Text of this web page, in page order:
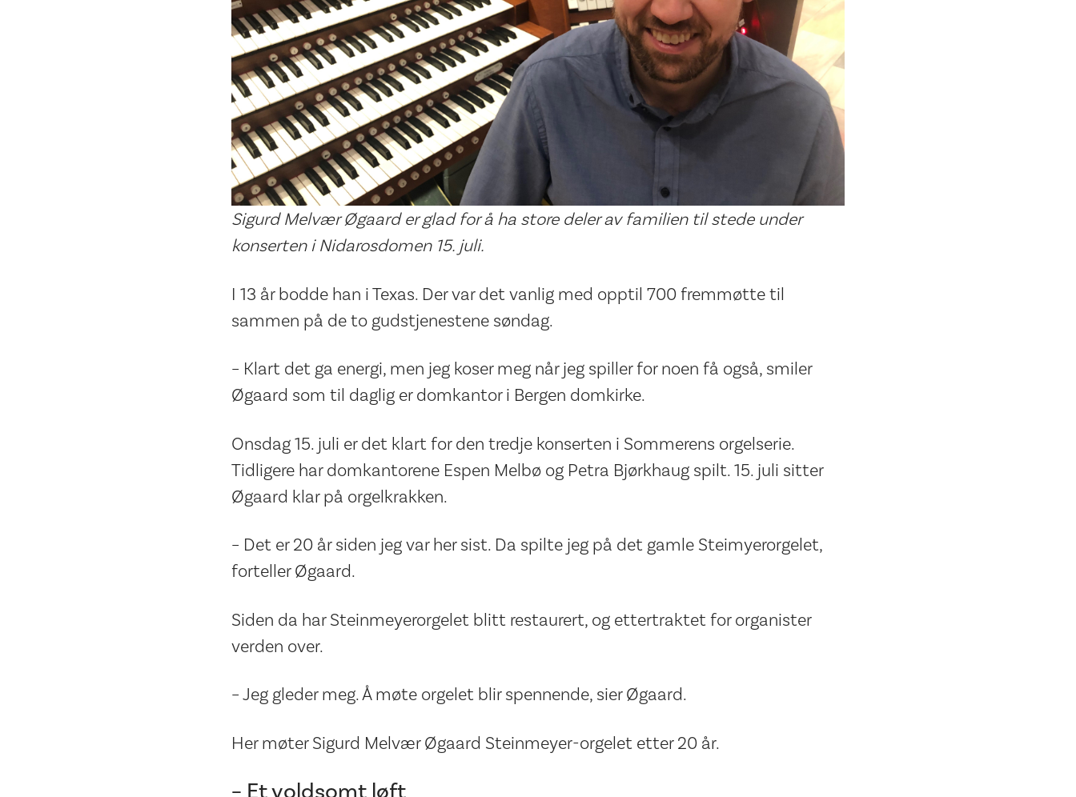
Sigurd Melvær Øgaard er glad for å ha store deler av familien til stede under
konserten i Nidarosdomen 15. juli.
I 13 år bodde han i Texas. Der var det vanlig med opptil 700 fremmøtte til
sammen på de to gudstjenestene søndag.
– Klart det ga energi, men jeg koser meg når jeg spiller for noen få også, smiler
Øgaard som til daglig er domkantor i Bergen domkirke.
Onsdag 15. juli er det klart for den tredje konserten i Sommerens orgelserie.
Tidligere har domkantorene Espen Melbø og Petra Bjørkhaug spilt. 15. juli sitter
Øgaard klar på orgelkrakken.
– Det er 20 år siden jeg var her sist. Da spilte jeg på det gamle Steimyerorgelet,
forteller Øgaard.
Siden da har Steinmeyerorgelet blitt restaurert, og ettertraktet for organister
verden over.
– Jeg gleder meg. Å møte orgelet blir spennende, sier Øgaard.
Her møter Sigurd Melvær Øgaard Steinmeyer-orgelet etter 20 år.
– Et voldsomt løft